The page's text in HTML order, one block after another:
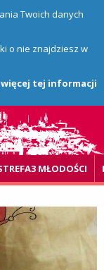
Twoich danych
o nie znajdziesz w
tej informacji
MŁODOŚCI